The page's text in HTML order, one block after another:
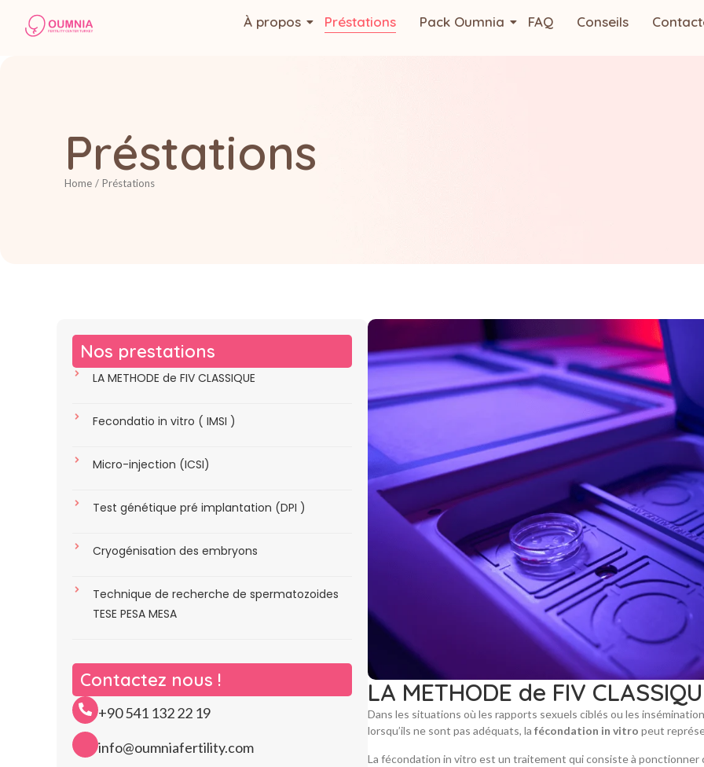
À propos Préstations Pack Oumnia FAQ Conseils
Préstations
Home / Préstations
Nos prestations
LA METHODE de FIV CLASSIQUE
Fecondatio in vitro ( IMSI )
Micro-injection (ICSI)
Test génétique pré implantation (DPI )
Cryogénisation des embryons
Technique de recherche de spermatozoides
TESE PESA MESA
Contactez nous !
+90 541 132 22 19
info@oumniafertility.com
LA METHODE de FIV
Dans les situations où les rapports sexuels ciblés ou les
lorsqu’ils ne sont pas adéquats, la fécondation in vitro peut
La fécondation in vitro est un traitement qui consiste à ponctionner